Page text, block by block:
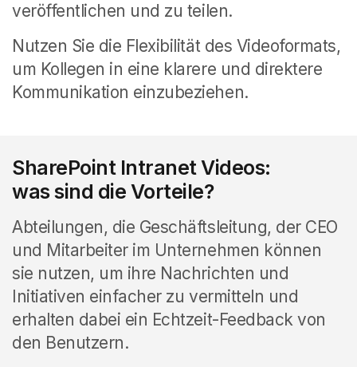
veröffentlichen und zu teilen.
Nutzen Sie die Flexibilität des Videoformats,
um Kollegen in eine klarere und direktere
Kommunikation einzubeziehen.
SharePoint Intranet Videos:
was sind die Vorteile?
Abteilungen, die Geschäftsleitung, der CEO
und Mitarbeiter im Unternehmen können
sie nutzen, um ihre Nachrichten und
Initiativen einfacher zu vermitteln und
erhalten dabei ein Echtzeit-Feedback von
den Benutzern.